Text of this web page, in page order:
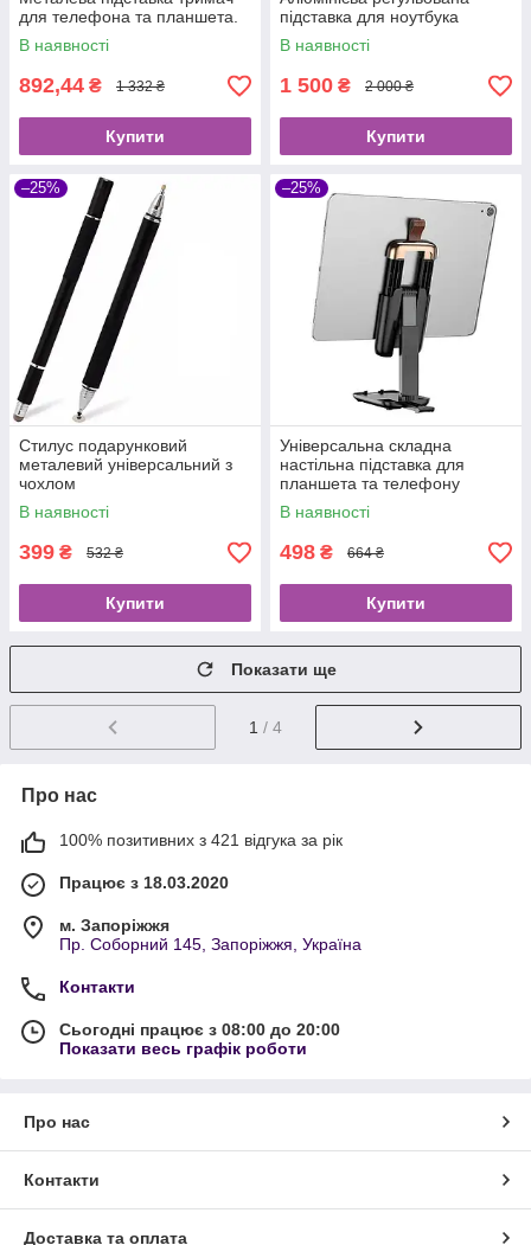
для телефона та планшета.
В наявності
892,44 ₴ 1 332 ₴
Купити
підставка для ноутбука
В наявності
1 500 ₴ 2 000 ₴
Купити
–25%
Стилус подарунковий
металевий універсальний з
чохлом
В наявності
399 ₴ 532 ₴
Купити
–25%
Універсальна складна
настільна підставка для
планшета та телефону
В наявності
498 ₴ 664 ₴
Купити
Показати ще
1 / 4
Про нас
100% позитивних з 421 відгука за рік
Працює з 18.03.2020
м. Запоріжжя
Пр. Соборний 145, Запоріжжя, Україна
Контакти
Сьогодні працює з 08:00 до 20:00
Показати весь графік роботи
Про нас
Контакти
Доставка та оплата